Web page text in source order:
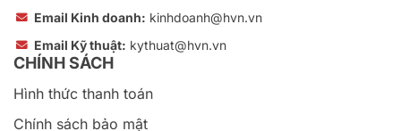
Email Kinh doanh: kinhdoanh@hvn.vn
Email Kỹ thuật: kythuat@hvn.vn
CHÍNH SÁCH
Hình thức thanh toán
Chính sách bảo mật